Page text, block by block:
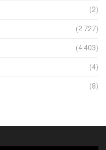
(2)
(2,727)
(4,403)
(4)
(8)